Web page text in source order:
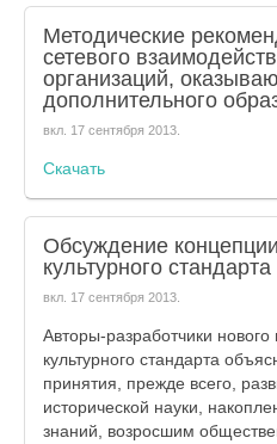
Методические
сетевого
организаций,
дополнительного
вкл. 17 сентября 2013
Скачать
Обсуждение
культурного стандарта
вкл. 17 сентября 2013
Авторы-разработчики нового
культурного стандарта
принятия, прежде всего,
исторической науки,
знаний, возросшим